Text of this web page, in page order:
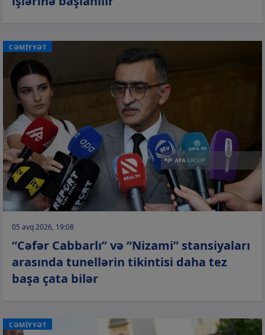
CƏMİYYƏT
05 avq 2026, 19:08
“Cəfər Cabbarlı” və “Nizami” stansiyaları
arasında tunellərin tikintisi daha tez
başa çata bilər
CƏMİYYƏT